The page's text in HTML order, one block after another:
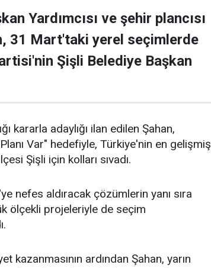
Yardımcısı ve şehir plancısı
31 Mart'taki yerel seçimlerde
Şişli Belediye Başkan
kararla adaylığı ilan edilen Şahan,
Var" hedefiyle, Türkiye'nin en gelişmiş
Şişli için kolları sıvadı.
nefes aldıracak çözümlerin yanı sıra
ölçekli projeleriyle de seçim
kazanmasının ardından Şahan, yarın